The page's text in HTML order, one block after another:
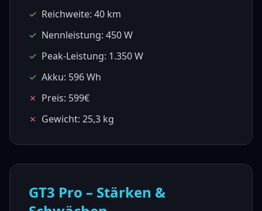
✓ Reichweite: 40 km
✓ Nennleistung: 450 W
✓ Peak-Leistung: 1.350 W
✓ Akku: 596 Wh
✗ Preis: 599€
✗ Gewicht: 25,3 kg
GT3 Pro – Stärken &